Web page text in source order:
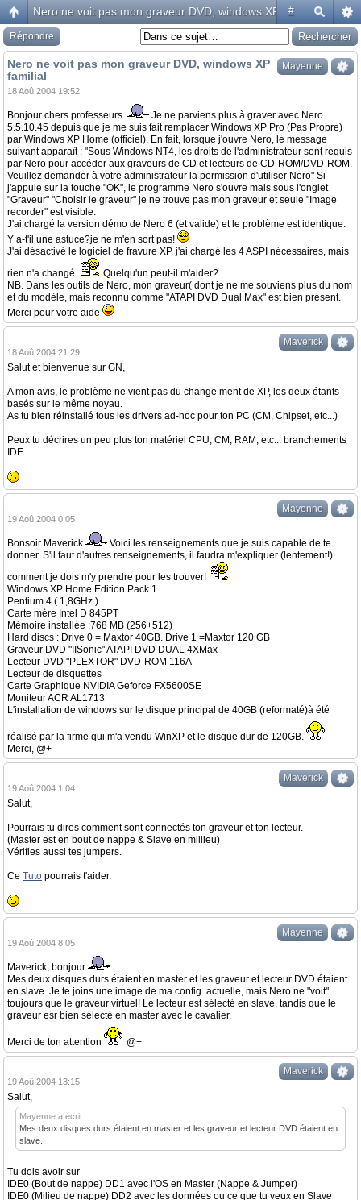
#
Nero ne voit pas mon graveur DVD, windows XP familial
Répondre
Mayenne
Nero ne voit pas mon graveur DVD, windows XP
familial
18 Aoû 2004 19:52
Bonjour chers professeurs.
Je ne parviens plus à graver avec Nero
5.5.10.45 depuis que je me suis fait remplacer Windows XP Pro (Pas Propre)
par Windows XP Home (officiel). En fait, lorsque j'ouvre Nero, le message
suivant apparaît : "Sous Windows NT4, les droits de l'administrateur sont requis
par Nero pour accéder aux graveurs de CD et lecteurs de CD-ROM/DVD-ROM.
Veuillez demander à votre administrateur la permission d'utiliser Nero" Si
j'appuie sur la touche "OK", le programme Nero s'ouvre mais sous l'onglet
"Graveur" "Choisir le graveur" je ne trouve pas mon graveur et seule "Image
recorder" est visible.
J'ai chargé la version démo de Nero 6 (et valide) et le problème est identique.
Y a-t'il une astuce?je ne m'en sort pas!
J'ai désactivé le logiciel de fravure XP, j'ai chargé les 4 ASPI nécessaires, mais
rien n'a changé.
Quelqu'un peut-il m'aider?
NB. Dans les outils de Nero, mon graveur( dont je ne me souviens plus du nom
et du modèle, mais reconnu comme "ATAPI DVD Dual Max" est bien présent.
Merci pour votre aide
Maverick
18 Aoû 2004 21:29
Salut et bienvenue sur GN,
A mon avis, le problème ne vient pas du change ment de XP, les deux étants
basés sur le même noyau.
As tu bien réinstallé tous les drivers ad-hoc pour ton PC (CM, Chipset, etc...)
Peux tu décrires un peu plus ton matériel CPU, CM, RAM, etc... branchements
IDE.
Mayenne
19 Aoû 2004 0:05
Bonsoir Maverick
Voici les renseignements que je suis capable de te
donner. S'il faut d'autres renseignements, il faudra m'expliquer (lentement!)
comment je dois m'y prendre pour les trouver!
Windows XP Home Edition Pack 1
Pentium 4 ( 1,8GHz )
Carte mère Intel D 845PT
Mémoire installée :768 MB (256+512)
Hard discs : Drive 0 = Maxtor 40GB. Drive 1 =Maxtor 120 GB
Graveur DVD "IISonic" ATAPI DVD DUAL 4XMax
Lecteur DVD "PLEXTOR" DVD-ROM 116A
Lecteur de disquettes
Carte Graphique NVIDIA Geforce FX5600SE
Moniteur ACR AL1713
L'installation de windows sur le disque principal de 40GB (reformaté)à été
réalisé par la firme qui m'a vendu WinXP et le disque dur de 120GB.
Merci, @+
Maverick
19 Aoû 2004 1:04
Salut,
Pourrais tu dires comment sont connectés ton graveur et ton lecteur.
(Master est en bout de nappe & Slave en millieu)
Vérifies aussi tes jumpers.
Ce Tuto pourrais t'aider.
Mayenne
19 Aoû 2004 8:05
Maverick, bonjour
Mes deux disques durs étaient en master et les graveur et lecteur DVD étaient
en slave. Je te joins une image de ma config. actuelle, mais Nero ne "voit"
toujours que le graveur virtuel! Le lecteur est sélecté en slave, tandis que le
graveur esr bien sélecté en master avec le cavalier.
Merci de ton attention @+
Maverick
19 Aoû 2004 13:15
Salut,
Mayenne a écrit:
Mes deux disques durs étaient en master et les graveur et lecteur DVD étaient en
slave.
Tu dois avoir sur
IDE0 (Bout de nappe) DD1 avec l'OS en Master (Nappe & Jumper)
IDE0 (Milieu de nappe) DD2 avec les données ou ce que tu veux en Slave